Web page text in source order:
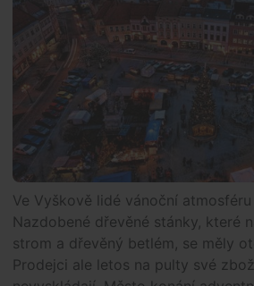
Ve Vyškově lidé vánoční
Nazdobené dřevěné stánky, které
strom a dřevěný betlém, se měly
Prodejci ale letos na pulty své